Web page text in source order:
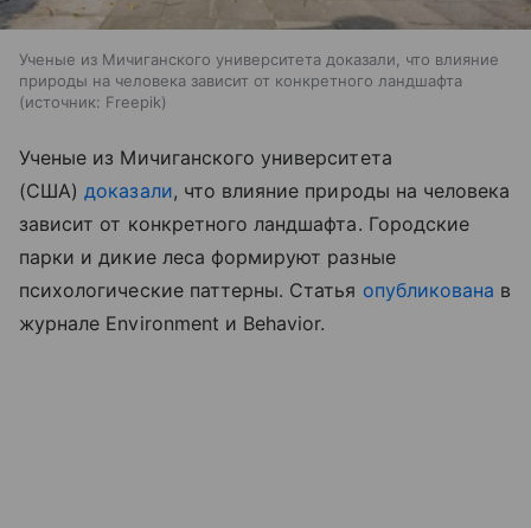
Ученые из Мичиганского университета доказали, что влияние
природы на человека зависит от конкретного ландшафта
источник: Freepik
Ученые из Мичиганского университета
(США)доказали, что влияние природы на человека
зависит от конкретного ландшафта. Городские
парки и дикие леса формируют разные
психологические паттерны. Статья опубликована в
журнале Environment и Behavior.